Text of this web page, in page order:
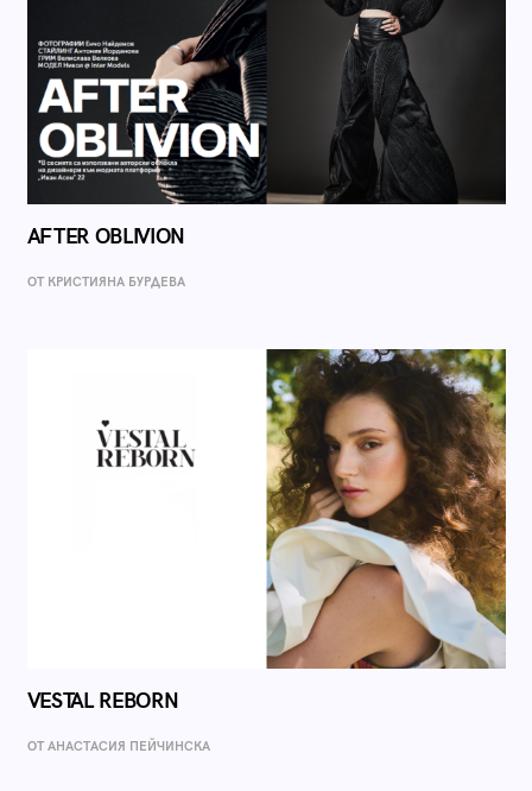
AFTER OBLIVION
ОТ КРИСТИЯНА БУРДЕВА
VESTAL REBORN
ОТ AНАСТАСИЯ ПЕЙЧИНСКА